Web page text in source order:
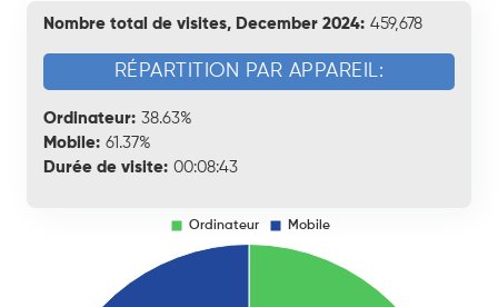
Nombre total de visites, December 2024: 459,678
RÉPARTITION PAR APPAREIL:
Ordinateur: 38.63%
Mobile: 61.37%
Durée de visite: 00:08:43